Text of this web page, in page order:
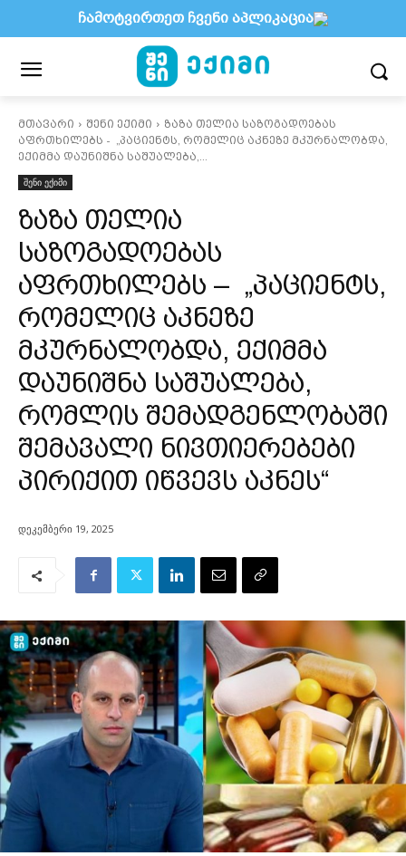
მთავარი შენი ექიმი
ზაზა თელია საზოგადოებას
აფრთხილებს - „პაციენტს, რომელიც აკნეზე მკურნალობდა,
ექიმმა დაუნიშნა საშუალება,...
შენი ექიმი
ზაზა თელია
საზოგადოებას
აფრთხილებს – „პაციენტს,
რომელიც აკნეზე
მკურნალობდა, ექიმმა
დაუნიშნა საშუალება,
რომლის შემადგენლობაში
შემავალი ნივთიერებები
პირიქით იწვევს აკნეს“
დეკემბერი 19, 2025
ჩამოტვირთეთ ჩვენი აპლიკაცია